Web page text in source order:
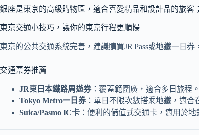
銀座是東京的高級購物區，適合喜愛精品和設計品的旅
東京交通小技巧，讓你的東京行程更順暢
東京的公共交通系統完善，建議購買JR Pass或地鐵一日
交通票券推薦
JR東日本鐵路周遊券：覆蓋範圍廣，適合多日旅程。
Tokyo Metro一日券：單日不限次數搭乘地鐵，適合
Suica/Pasmo IC卡 ：便利的儲值式交通卡，適用於